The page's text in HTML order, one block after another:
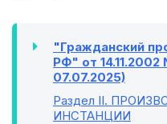
"Гражданский
РФ" от
07.07.2025)
Раздел II.
ИНСТАНЦИИ